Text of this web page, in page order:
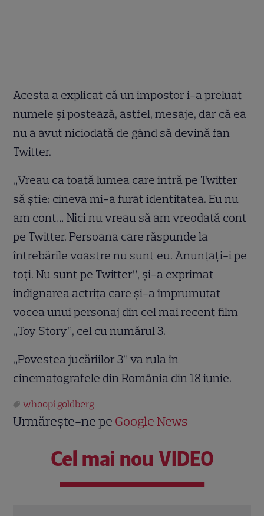
Acesta a explicat că un impostor i-a preluat
numele şi postează, astfel, mesaje, dar că ea
nu a avut niciodată de gând să devină fan
Twitter.
„Vreau ca toată lumea care intră pe Twitter
să ştie: cineva mi-a furat identitatea. Eu nu
am cont… Nici nu vreau să am vreodată cont
pe Twitter. Persoana care răspunde la
întrebările voastre nu sunt eu. Anunţaţi-i pe
toţi. Nu sunt pe Twitter”, şi-a exprimat
indignarea actriţa care şi-a împrumutat
vocea unui personaj din cel mai recent film
„Toy Story”, cel cu numărul 3.
„Povestea jucăriilor 3” va rula în
cinematografele din România din 18 iunie.
whoopi goldberg
Urmărește-ne pe Google News
Cel mai nou VIDEO